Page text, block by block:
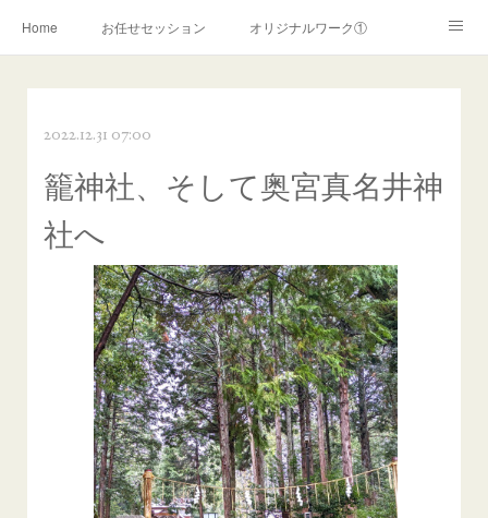
Home お任せセッション オリジナルワーク①
霊的覚醒サポート
リーブス認定ヒーリング リーブスヒーリング(~2019年)
お申込みフォーム
お問い合わせ ＰＲＯＦＩＬＥ ご利用案内
プライバシーポリシー 特定商取引法に関する表記ココナラ
2022.12.31 07:00
籠神社、そして奥宮真名井神
社へ